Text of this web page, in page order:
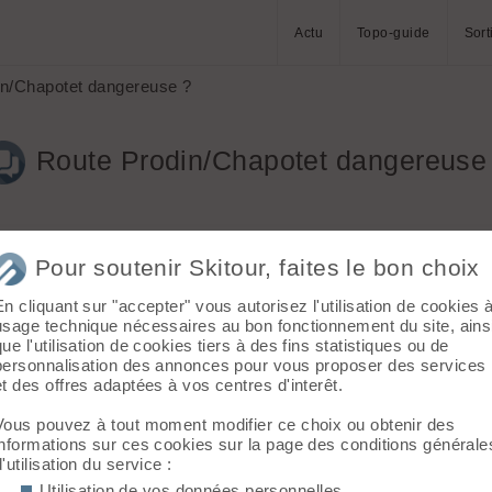
Actu Topo-guide
Chapotet dangereuse ?
Route Prodin/Chapotet dangereuse
sur le caractère piégeux de la montagne de Presle,
il y avait Pierre Rivière, qui avait été mon prof au lycée
qui mène à Prodin, qui est nettement plus bas (1300m) mais
Pour soutenir Skitour, faites le bon choix
cliquant sur "accepter" vous autorisez l'utilisation de cookies à
technique nécessaires au bon fonctionnement du site,
l'utilisation de cookies tiers à des fins statistiques ou de
des annonces pour vous proposer des services
des offres adaptées à vos centres d'interêt.
pouvez à tout moment modifier ce choix ou obtenir des
sur ces cookies sur la page des conditions
du service :